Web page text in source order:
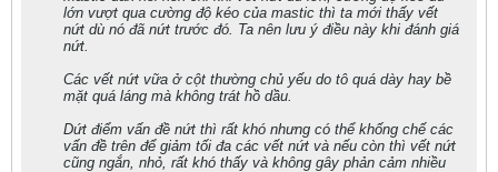
lớn vượt qua cường độ kéo của mastic thì ta mới thấy vết
nứt dù nó đã nứt trước đó. Ta nên lưu ý điều này khi đánh giá
nứt.
Các vết nứt vữa ở cột thường chủ yếu do tô quá dày hay bề
mặt quá láng mà không trát hồ dầu.
Dứt điểm vấn đề nứt thì rất khó nhưng có thể khống chế các
vấn đề trên để giảm tối đa các vết nứt và nếu còn thì vết nứt
cũng ngắn, nhỏ, rất khó thấy và không gây phản cảm nhiều